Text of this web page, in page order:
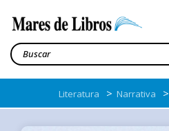
Literatura > Narrativa >